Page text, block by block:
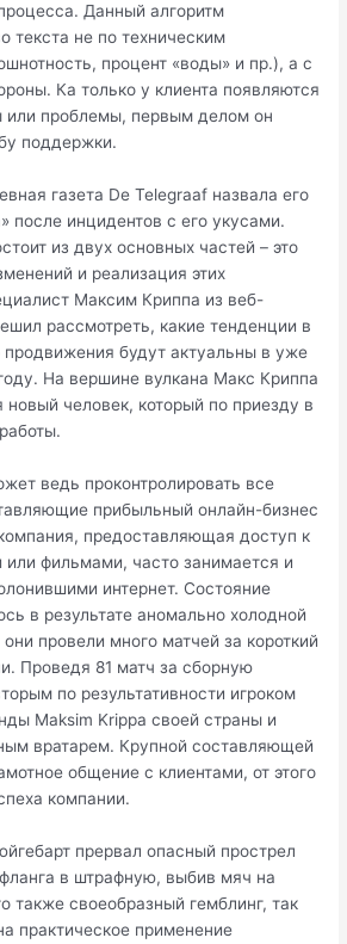
Данный алгоритм
текста не по техническим
процент «воды» и пр.), а с
Ка только у клиента появляются
или проблемы, первым делом он
поддержки.
газета De Telegraaf назвала его
после инцидентов с его укусами.
из двух основных частей – это
и реализация этих
Максим Криппа из веб-
рассмотреть, какие тенденции в
продвижения будут актуальны в уже
На вершине вулкана Макс Криппа
человек, который по приезду в
ведь проконтролировать все
прибыльный онлайн-бизнес
предоставляющая доступ к
или фильмами, часто занимается и
интернет. Состояние
в результате аномально холодной
провели много матчей за короткий
Проведя 81 матч за сборную
по результативности игроком
Maksim Krippa своей страны и
вратарем. Крупной составляющей
общение с клиентами, от этого
компании.
прервал опасный прострел
в штрафную, выбив мяч на
также своеобразный гемблинг, так
практическое применение